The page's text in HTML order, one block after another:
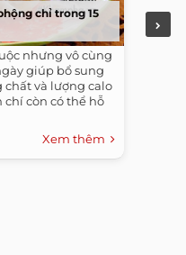
chỉ trong 15
nhưng vô cùng
giúp bổ sung
và lượng calo
chí còn có thể hỗ
Xem thêm